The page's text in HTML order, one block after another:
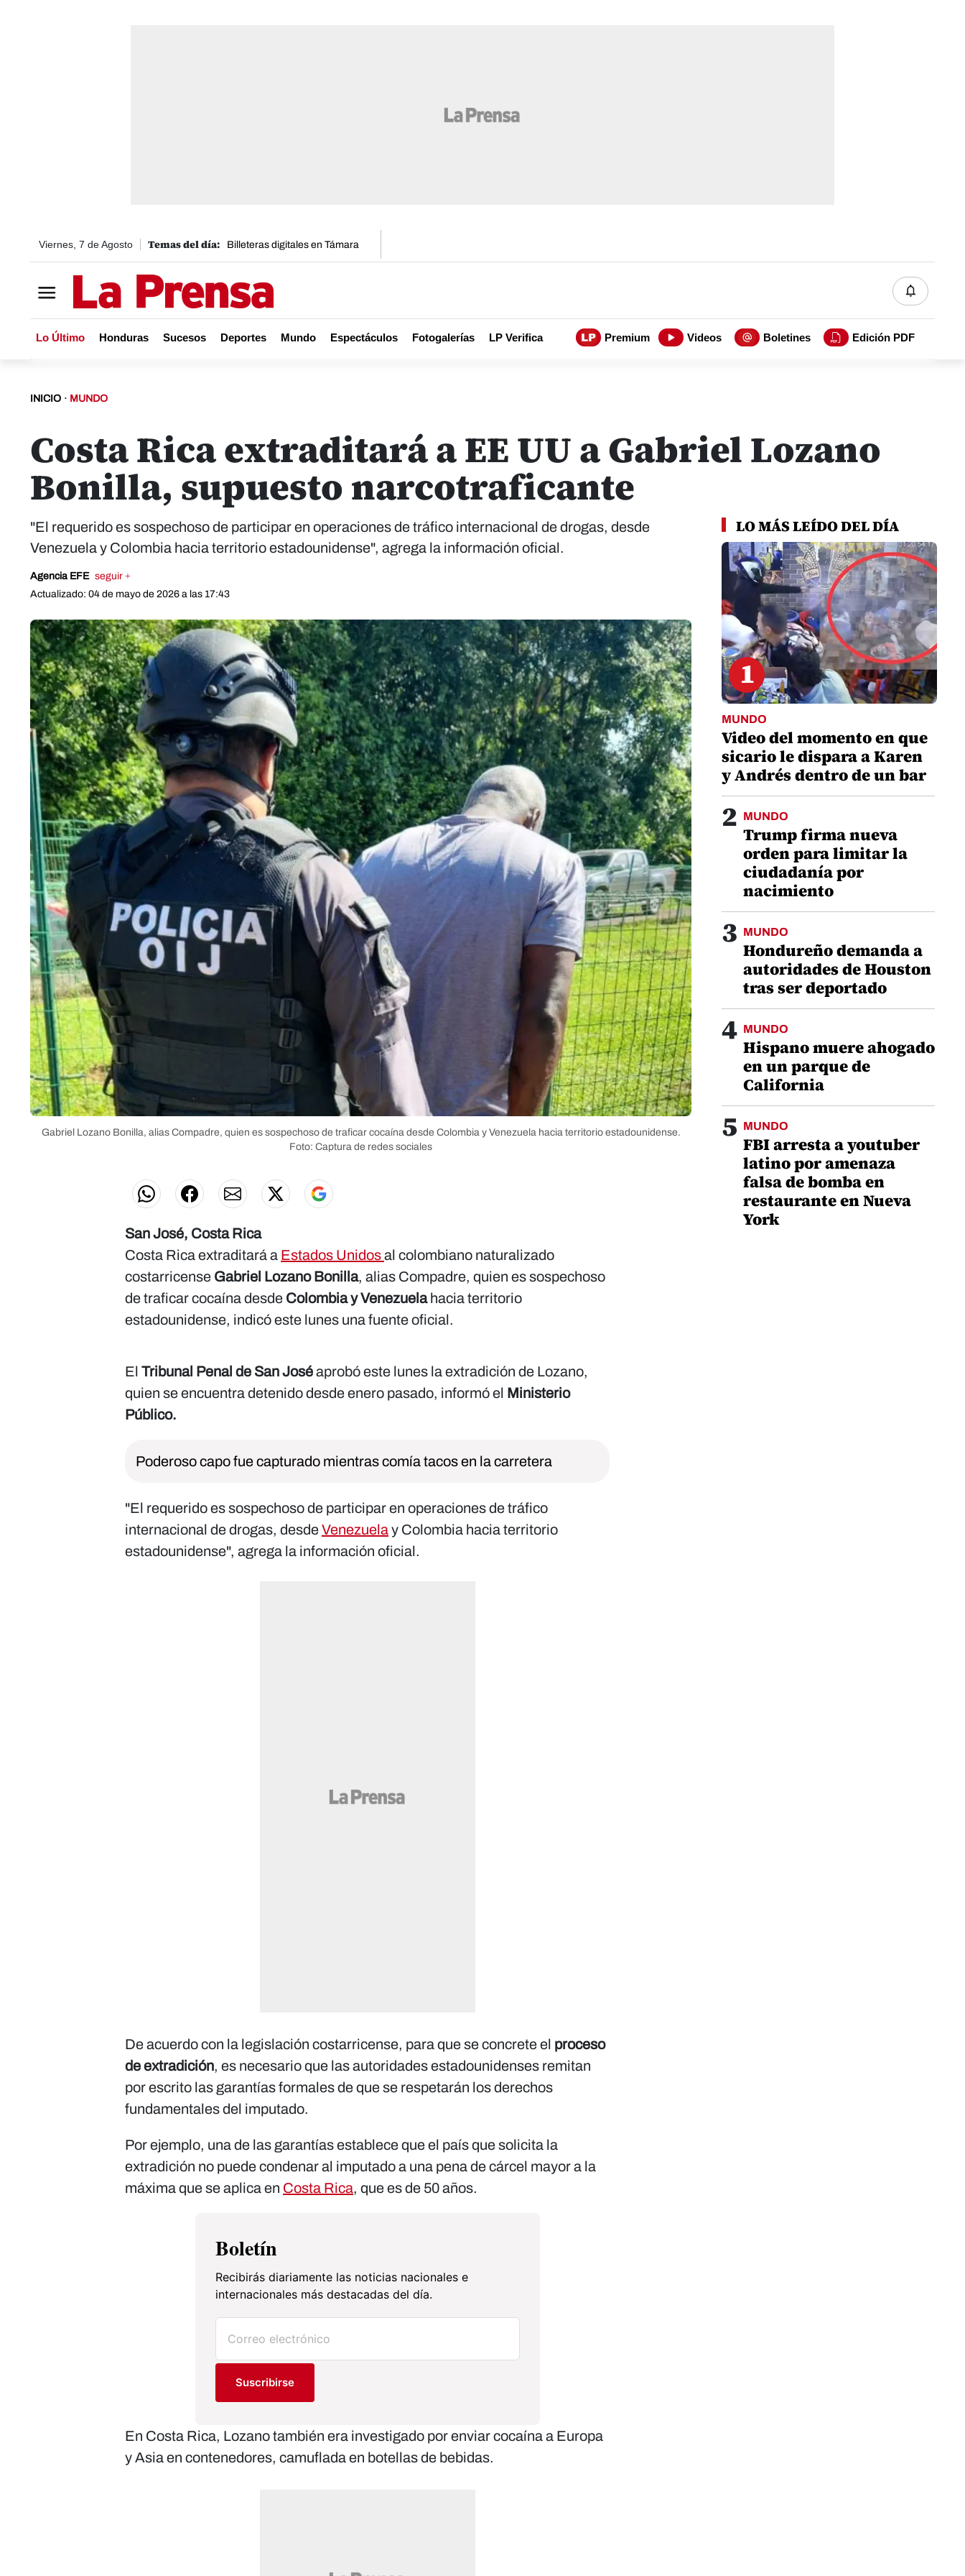
Viernes, 7 de Agosto Billeteras digitales en Támara
Lo Último Honduras Sucesos Deportes Mundo Espectáculos Fotogalerías LP Verifica Premium Videos Boletines Edición PDF
INICIO · MUNDO
Costa Rica extraditará a EE UU a Gabriel Lozano
Bonilla, supuesto narcotraficante
"El requerido es sospechoso de participar en operaciones de tráfico internacional de drogas, desde
Venezuela y Colombia hacia territorio estadounidense", agrega la información oficial.
Agencia EFE seguir +
Actualizado: 04 de mayo de 2026 a las 17:43
Gabriel Lozano Bonilla, alias Compadre, quien es sospechoso de traficar cocaína desde Colombia y Venezuela hacia territorio estadounidense.
Foto: Captura de redes sociales
San José, Costa Rica
Costa Rica extraditará a Estados Unidosal colombiano naturalizado
costarricense Gabriel Lozano Bonilla, alias Compadre, quien es sospechoso
de traficar cocaína desde Colombia y Venezuelahacia territorio
estadounidense, indicó este lunes una fuente oficial.
El Tribunal Penal de San Joséaprobó este lunes la extradición de Lozano,
quien se encuentra detenido desde enero pasado, informó el Ministerio
Público.
Poderoso capo fue capturado mientras comía tacos en la carretera
"El requerido es sospechoso de participar en operaciones de tráfico
internacional de drogas, desdeVenezuelay Colombia hacia territorio
estadounidense", agrega la información oficial.
De acuerdo con la legislación costarricense, para que se concrete el proceso
de extradición, es necesario que las autoridades estadounidenses remitan
por escrito las garantías formales de que se respetarán los derechos
fundamentales del imputado.
Por ejemplo, una de las garantías establece que el país que solicita la
extradición no puede condenar al imputado a una pena de cárcel mayor a la
máxima que se aplica en Costa Rica, que es de 50 años.
Boletín
Recibirás diariamente las noticias nacionales e
internacionales más destacadas del día.
Suscribirse
En Costa Rica, Lozano también era investigado por enviar cocaína a Europa
y Asia en contenedores, camuflada en botellas de bebidas.
LO MÁS LEÍDO DEL DÍA
1
MUNDO
Video del momento en que
sicario le dispara a Karen
y Andrés dentro de un bar
2 MUNDO
Trump firma nueva
orden para limitar la
ciudadanía por
nacimiento
3 MUNDO
Hondureño demanda a
autoridades de Houston
tras ser deportado
4 MUNDO
Hispano muere ahogado
en un parque de
California
5 MUNDO
FBI arresta a youtuber
latino por amenaza
falsa de bomba en
restaurante en Nueva
York